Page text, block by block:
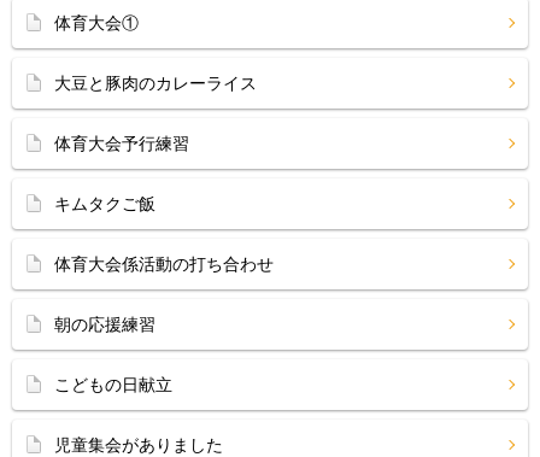
体育大会①
大豆と豚肉のカレーライス
体育大会予行練習
キムタクご飯
体育大会係活動の打ち合わせ
朝の応援練習
こどもの日献立
児童集会がありました